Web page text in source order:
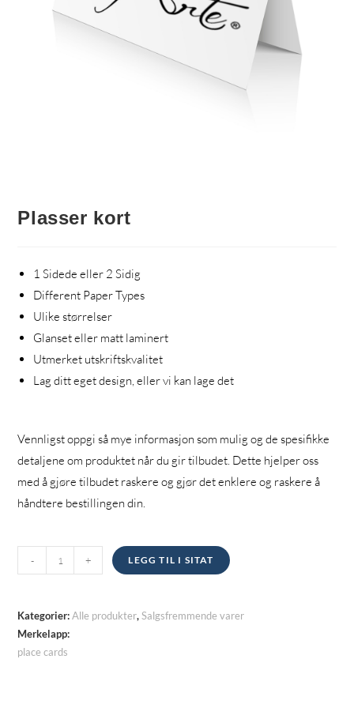
Plasser kort
1 Sidede eller 2 Sidig
Different Paper Types
Ulike størrelser
Glanset eller matt laminert
Utmerket utskriftskvalitet
Lag ditt eget design, eller vi kan lage det
Vennligst oppgi så mye informasjon som mulig og de spesifikke
detaljene om produktet når du gir tilbudet. Dette hjelper oss
med å gjøre tilbudet raskere og gjør det enklere og raskere å
håndtere bestillingen din.
kort
- + LEGG TIL I SITAT
Kategorier:Alle produkter,Salgsfremmende varer
Merkelapp:
place cards